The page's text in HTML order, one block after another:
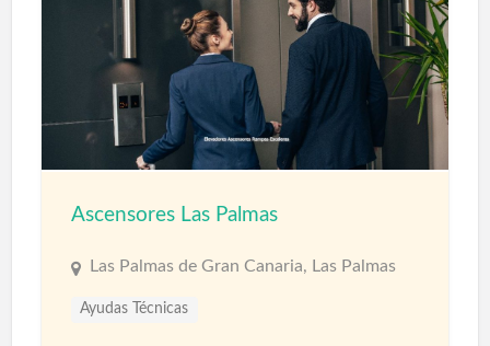
Ascensores Las Palmas
Las Palmas de Gran Canaria, Las Palmas
Ayudas Técnicas